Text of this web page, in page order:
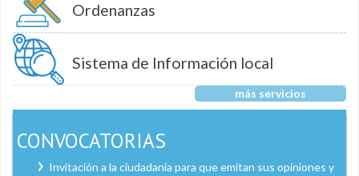
Ordenanzas
Sistema de Información local
más servicios
CONVOCATORIAS
Invitación a la ciudadanía para que emitan sus opiniones y